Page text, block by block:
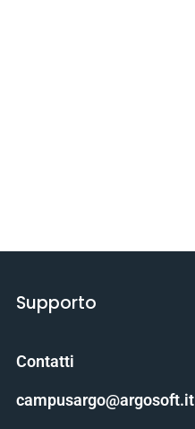
Supporto
Contatti
campusargo@argosoft.it